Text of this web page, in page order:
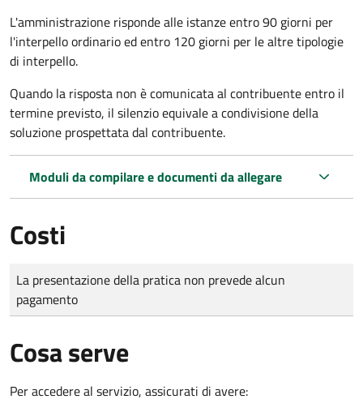
L'amministrazione risponde alle istanze entro 90 giorni per
l'interpello ordinario ed entro 120 giorni per le altre tipologie
di interpello.
Quando la risposta non è comunicata al contribuente entro il
termine previsto, il silenzio equivale a condivisione della
soluzione prospettata dal contribuente.
Moduli da compilare e documenti da allegare
Costi
Tipo di pagamento
Importo
La presentazione della pratica non prevede alcun
pagamento
Cosa serve
Per accedere al servizio, assicurati di avere: